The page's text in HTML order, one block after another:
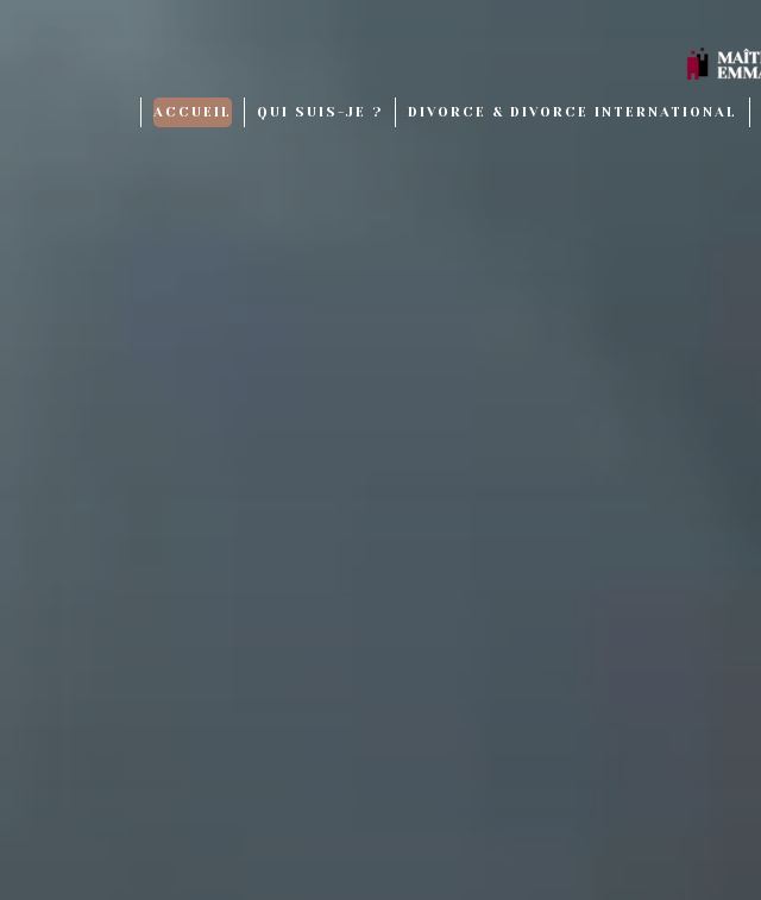
ACCUEIL QUI SUIS-JE ? DIVORCE & DIVORCE INTERNATIONAL